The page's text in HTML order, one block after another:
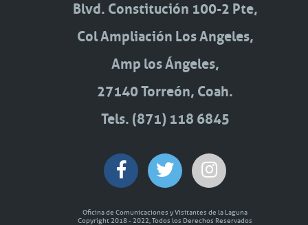
Blvd. Constitución 100-2 Pte,
Col Ampliación Los Angeles,
Amp los Ángeles,
27140 Torreón, Coah.
Tels. (871) 118 6845
Oficina de Comunicaciones y Visitantes de la Laguna
Copyright 2018 - 2022, Todos los Derechos Reservados